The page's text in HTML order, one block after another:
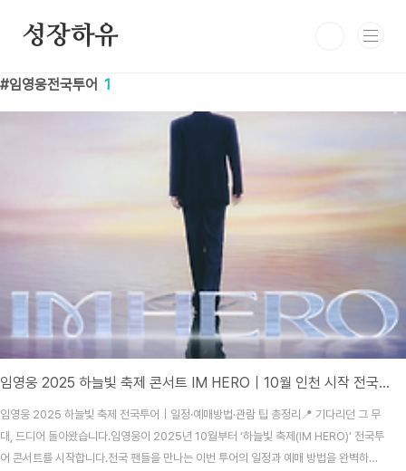
성장하유
임영웅전국투어 1
임영웅 2025 하늘빛 축제 콘서트 IM HERO｜10월 인천 시작 전국투어 일정·예매방법
임영웅 2025 하늘빛 축제 전국투어｜일정·예매방법·관람 팁 총정리📍 기다리던 그 무
대, 드디어 돌아왔습니다.임영웅이 2025년 10월부터 ‘하늘빛 축제(IM HERO)’ 전국투
어 콘서트를 시작합니다.전국 팬들을 만나는 이번 투어의 일정과 예매 방법을 완벽하게